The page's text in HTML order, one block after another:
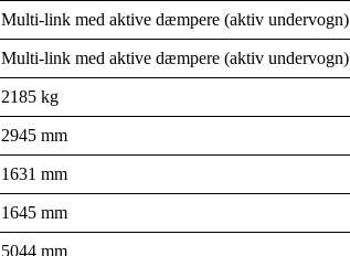
Multi-link med aktive dæmpere (aktiv undervogn)
Multi-link med aktive dæmpere (aktiv undervogn)
2185 kg
2945 mm
1631 mm
1645 mm
5044 mm